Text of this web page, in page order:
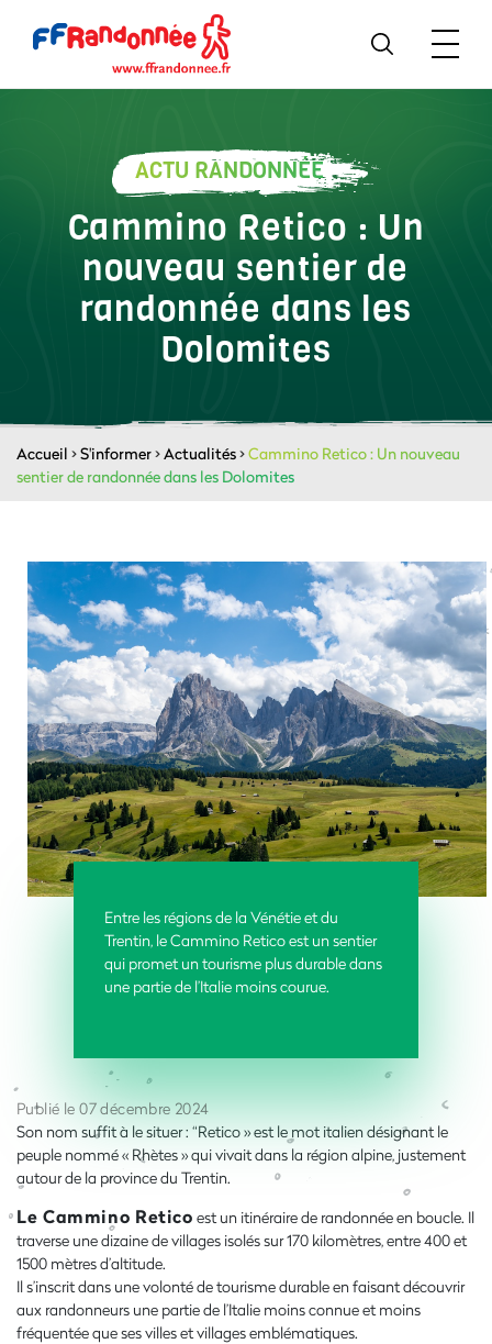
ACTU RANDONNÉE
Cammino Retico : Un
nouveau sentier de
randonnée dans les
Dolomites
Accueil >S'informer>Actualités>Cammino Retico : Un nouveau
sentier de randonnée dans les Dolomites
Entre les régions de la Vénétie et du
Trentin, le Cammino Retico est un sentier
qui promet un tourisme plus durable dans
une partie de l’Italie moins courue.
Publié le 07 décembre 2024
Son nom suffit à le situer : “Retico » est le mot italien désignant le
peuple nommé « Rhètes » qui vivait dans la région alpine, justement
autour de la province du Trentin.
Le Cammino Retico est un itinéraire de randonnée en boucle. Il
traverse une dizaine de villages isolés sur 170 kilomètres, entre 400 et
1500 mètres d’altitude.
Il s’inscrit dans une volonté de tourisme durable en faisant découvrir
aux randonneurs une partie de l’Italie moins connue et moins
fréquentée que ses villes et villages emblématiques.